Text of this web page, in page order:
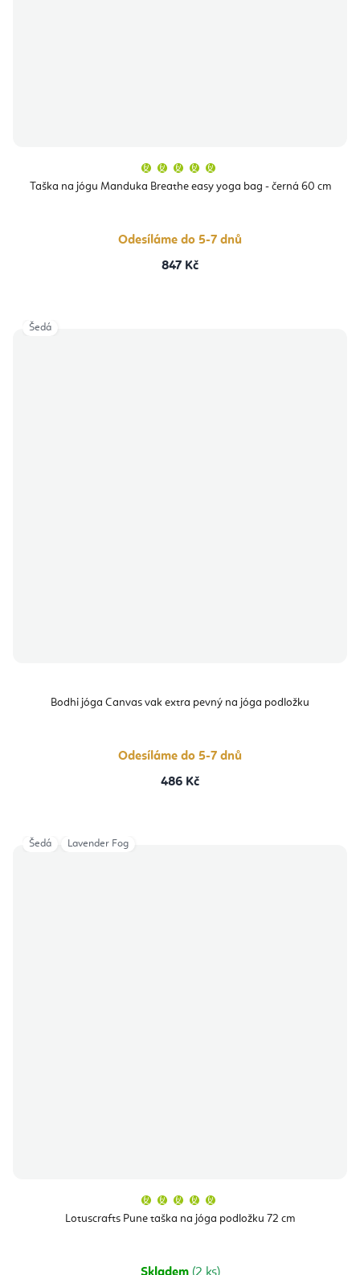
Taška na jógu Manduka Breathe easy yoga bag - černá 60 cm
produktu
je
hvězdiček.
Odesíláme do 5-7 dnů
847 Kč
Bodhi jóga Canvas vak extra pevný na jóga podložku
Odesíláme do 5-7 dnů
486 Kč
Šedá
Lotuscrafts Pune taška na jóga podložku 72 cm
produktu
je
hvězdiček.
Šedá Lavender Fog